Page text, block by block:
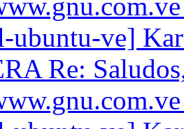
ubuntu-ve]
Re: